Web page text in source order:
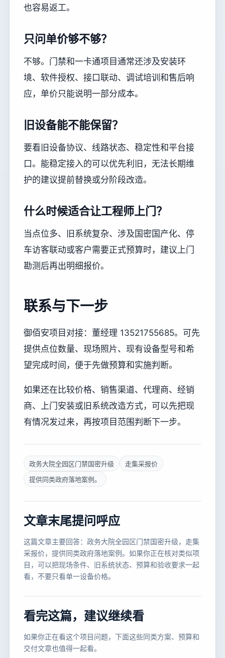
也容易返工。
只问单价够不够？
不够。门禁和一卡通项目通常还涉及安装环
境、软件授权、接口联动、调试培训和售后响
应，单价只能说明一部分成本。
旧设备能不能保留？
要看旧设备协议、线路状态、稳定性和平台接
口。能稳定接入的可以优先利旧，无法长期维
护的建议提前替换或分阶段改造。
什么时候适合让工程师上门？
当点位多、旧系统复杂、涉及国密国产化、停
车访客联动或客户需要正式预算时，建议上门
勘测后再出明细报价。
联系与下一步
御佰安项目对接：董经理 13521755685。可先
提供点位数量、现场照片、现有设备型号和希
望完成时间，便于先做预算和实施判断。
如果还在比较价格、销售渠道、代理商、经销
商、上门安装或旧系统改造方式，可以先把现
有情况发过来，再按项目范围判断下一步。
政务大院全园区门禁国密升级
走集采报价
提供同类政府落地案例。
文章末尾提问呼应
这篇文章主要回答：政务大院全园区门禁国密升级，走集
采报价，提供同类政府落地案例。如果你正在核对类似项
目，可以把现场条件、旧系统状态、预算和验收要求一起
看，不要只看单一设备价格。
看完这篇，建议继续看
如果你正在看这个项目问题，下面这些同类方案、预算和
交付文章也值得一起看。